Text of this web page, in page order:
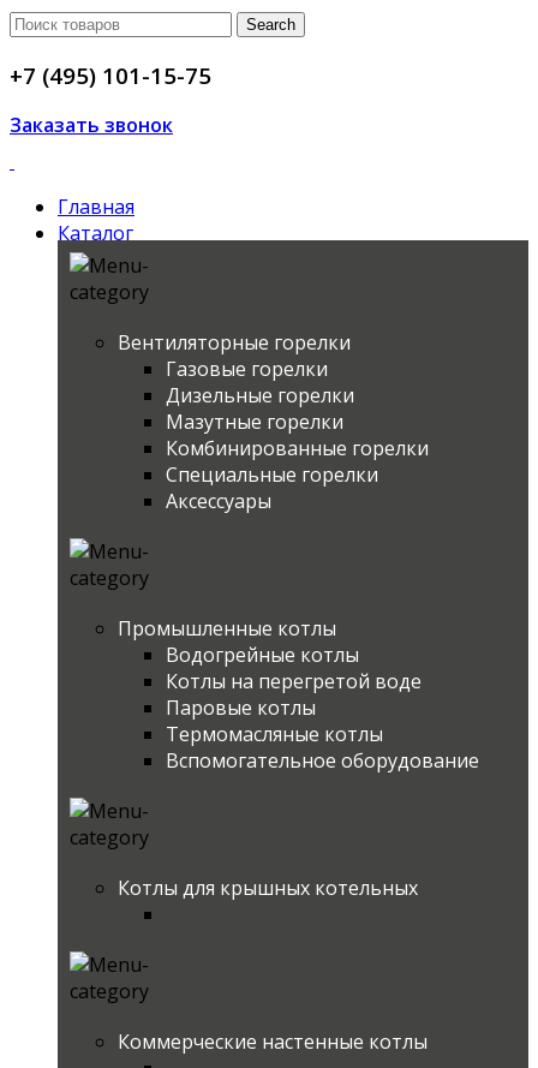
Search
+7 (495) 101-15-75
Заказать звонок
Главная
Каталог
Вентиляторные горелки
Газовые горелки
Дизельные горелки
Maзутные горелки
Комбинированные горелки
Специальные горелки
Аксессуары
Промышленные котлы
Водогрейные котлы
Котлы на перегретой воде
Паровые котлы
Термомасляные котлы
Вспомогательное оборудование
Котлы для крышных котельных
Коммерческие настенные котлы